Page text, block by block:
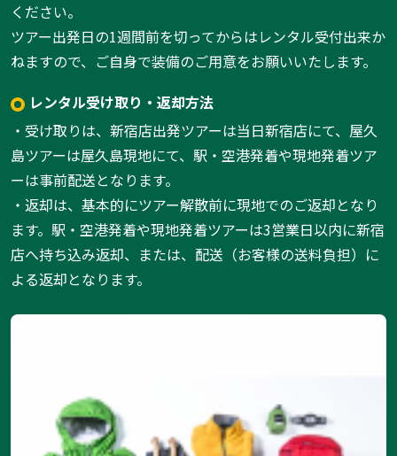
ください。
ツアー出発日の1週間前を切ってからはレンタル受付出来か
ねますので、ご自身で装備のご用意をお願いいたします。
レンタル受け取り・返却方法
・受け取りは、新宿店出発ツアーは当日新宿店にて、屋久
島ツアーは屋久島現地にて、駅・空港発着や現地発着ツア
ーは事前配送となります。
・返却は、基本的にツアー解散前に現地でのご返却となり
ます。駅・空港発着や現地発着ツアーは3営業日以内に新宿
店へ持ち込み返却、または、配送（お客様の送料負担）に
よる返却となります。